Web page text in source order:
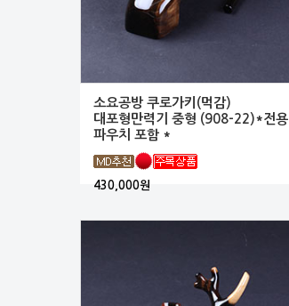
소요공방 쿠로가키(먹감)
대포형만력기 중형 (908-22)*전용
파우치 포함 *
430,000원